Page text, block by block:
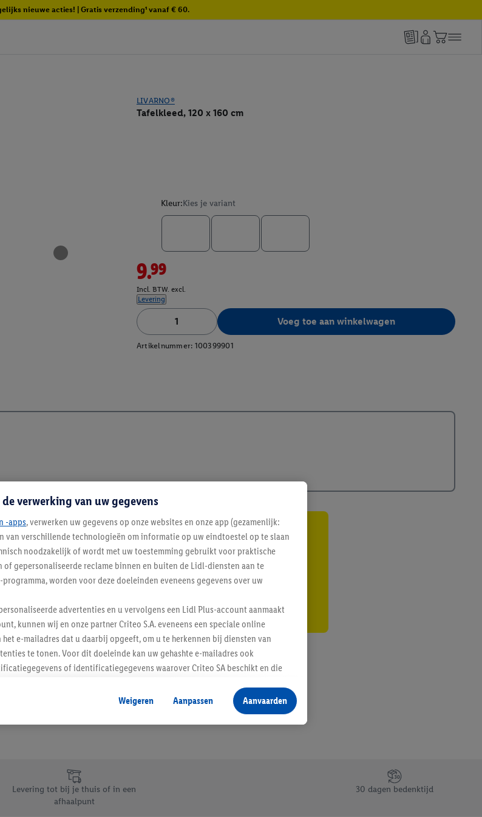
nieuwe acties! | Gratis verzending¹ vanaf € 60.
LIVARNO®
Tafelkleed, 120 x 160 cm
Kleur:Kies je variant
9.99
Incl. BTW. excl.
Levering
Voeg toe aan winkelwagen
Artikelnummer: 100399901
Blijf op de hoogte
Schrijf je in op de newsletter
Levering tot bij je thuis of in een
afhaalpunt
30 dagen bedenktijd
verwerking van uw gegevens
-apps, verwerken uw gegevens op onze websites en onze app (gezamenlijk:
van verschillende technologieën om informatie op uw eindtoestel op te slaan
noodzakelijk of wordt met uw toestemming gebruikt voor praktische
gepersonaliseerde reclame binnen en buiten de Lidl-diensten aan te
worden voor deze doeleinden eveneens gegevens over uw
advertenties en u vervolgens een Lidl Plus-account aanmaakt
kunnen wij en onze partner Criteo S.A. eveneens een speciale online
e-mailadres dat u daarbij opgeeft, om u te herkennen bij diensten van
te tonen. Voor dit doeleinde kan uw gehashte e-mailadres ook
of identificatiegegevens waarover Criteo SA beschikt en die
in het kader van retargeting, d.w.z. advertenties voor producten waarin
het product in de webshop aan uw winkelmandje toe te voegen, maar het
en verschillende Lidl-diensten worden weergegeven als er met behulp
toestaan en meer informatie vinden over de gegevensverwerking.
het gebruik van de noodzakelijke technologieën toestaan. Door op
verwerkingen voor alle bovengenoemde doeleinden. Meer informatie,
Weigeren Aanpassen Aanvaarden